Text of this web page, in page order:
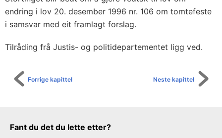
endring i lov 20. desember 1996 nr. 106 om tomtefeste
i samsvar med eit framlagt forslag.
Tilråding frå Justis- og politidepartementet ligg ved.
Neste kapittel
Forrige kapittel
Tilbakemeldingsskjema
Fant du det du lette etter?